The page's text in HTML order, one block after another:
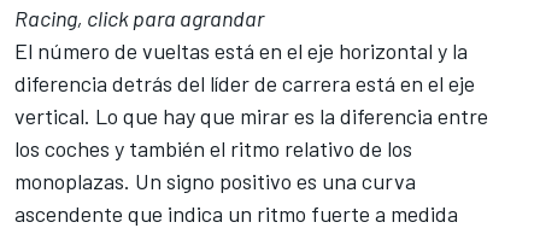
Racing, click para agrandar
El número de vueltas está en el eje horizontal y la
diferencia detrás del líder de carrera está en el eje
vertical. Lo que hay que mirar es la diferencia entre
los coches y también el ritmo relativo de los
monoplazas. Un signo positivo es una curva
ascendente que indica un ritmo fuerte a medida